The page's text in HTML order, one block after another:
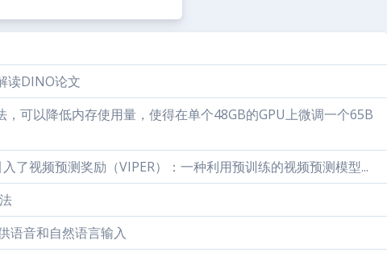
读DINO论文
，可以降低内存使用量，使得在单个48GB的GPU上微调一个65B
了视频预测奖励（VIPER）：一种利用预训练的视频预测模型...
语音和自然语言输入